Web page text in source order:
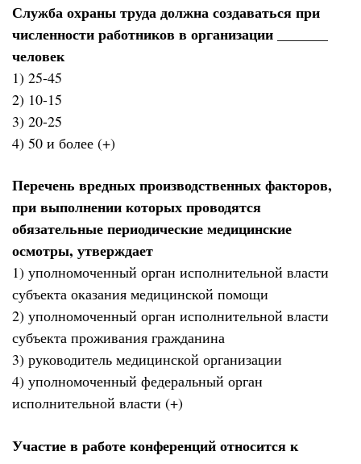
Служба охраны труда должна создаваться при
численности работников в организации _______
человек
1) 25-45
2) 10-15
3) 20-25
4) 50 и более (+)
Перечень вредных производственных факторов,
при выполнении которых проводятся
обязательные периодические медицинские
осмотры, утверждает
1) уполномоченный орган исполнительной власти
субъекта оказания медицинской помощи
2) уполномоченный орган исполнительной власти
субъекта проживания гражданина
3) руководитель медицинской организации
4) уполномоченный федеральный орган
исполнительной власти (+)
Участие в работе конференций относится к